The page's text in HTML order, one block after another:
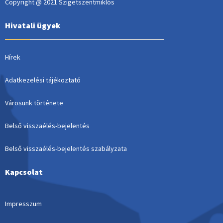
Copyright @ 2021 Szigetszentmiklós
Hivatali ügyek
Hírek
Adatkezelési tájékoztató
Városunk története
Belső visszaélés-bejelentés
Belső visszaélés-bejelentés szabályzata
Kapcsolat
Impresszum